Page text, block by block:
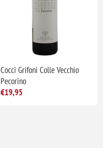
Cocci Grifoni Colle Vecchio
Pecorino
€19,95